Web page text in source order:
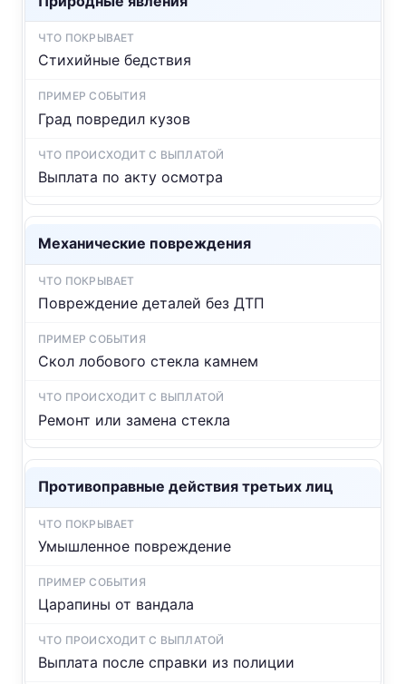
Стихийные бедствия
Град повредил кузов
Выплата по акту осмотра
Механические повреждения
Повреждение деталей без ДТП
Скол лобового стекла камнем
Ремонт или замена стекла
Противоправные действия третьих лиц
Умышленное повреждение
Царапины от вандала
Выплата после справки из полиции